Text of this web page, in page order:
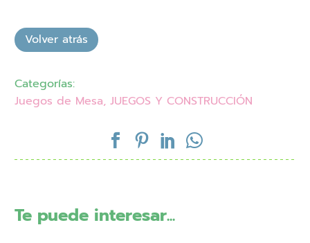
Categorías:
Juegos de Mesa, JUEGOS Y CONSTRUCCIÓN
Te puede interesar...